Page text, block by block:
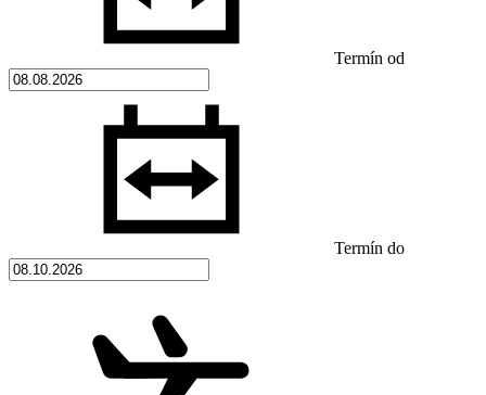
Termín od
Termín do